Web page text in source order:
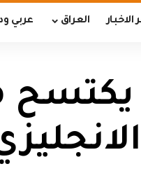
الاخبار العراق عربي
يكتسح